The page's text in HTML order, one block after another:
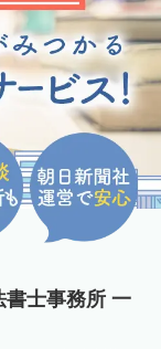
書士事務所 一